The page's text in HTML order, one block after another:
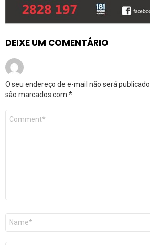
DEIXE UM COMENTÁRIO
O seu endereço de e-mail não será publicado.
são marcados com *
Comentário
Nome